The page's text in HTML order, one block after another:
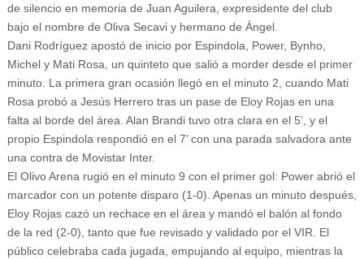
de silencio en memoria de Juan Aguilera, expresidente del club
bajo el nombre de Oliva Secavi y hermano de Ángel.
Dani Rodríguez apostó de inicio por Espindola, Power, Bynho,
Michel y Mati Rosa, un quinteto que salió a morder desde el primer
minuto. La primera gran ocasión llegó en el minuto 2, cuando Mati
Rosa probó a Jesús Herrero tras un pase de Eloy Rojas en una
falta al borde del área. Alan Brandi tuvo otra clara en el 5’, y el
propio Espindola respondió en el 7’ con una parada salvadora ante
una contra de Movistar Inter.
El Olivo Arena rugió en el minuto 9 con el primer gol: Power abrió el
marcador con un potente disparo (1-0). Apenas un minuto después,
Eloy Rojas cazó un rechace en el área y mandó el balón al fondo
de la red (2-0), tanto que fue revisado y validado por el VIR. El
público celebraba cada jugada, empujando al equipo, mientras la